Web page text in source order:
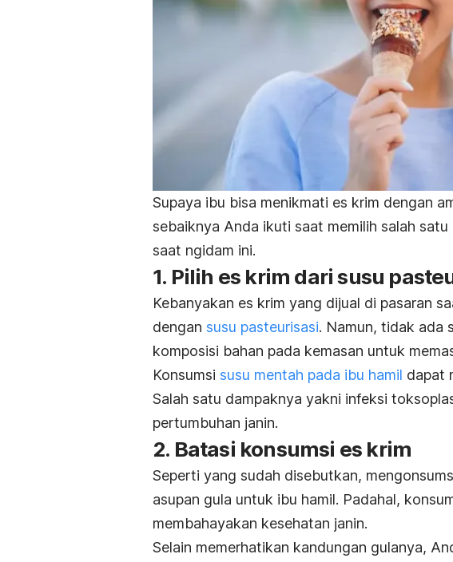
Supaya ibu bisa menikmati es krim dengan
sebaiknya Anda ikuti saat memilih salah
saat ngidam ini.
1. Pilih es krim dari susu
Kebanyakan es krim yang dijual di pasaran
dengan susu pasteurisasi. Namun, tidak ada
komposisi bahan pada kemasan untuk
Konsumsi susu mentah pada ibu hamil dapat
Salah satu dampaknya yakni infeksi
pertumbuhan janin.
2. Batasi konsumsi es krim
Seperti yang sudah disebutkan,
asupan gula untuk ibu hamil. Padahal,
membahayakan kesehatan janin.
Selain memerhatikan kandungan gulanya,